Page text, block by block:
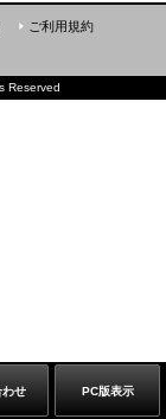
わせ PC版表示
ご利用規約
Reserved